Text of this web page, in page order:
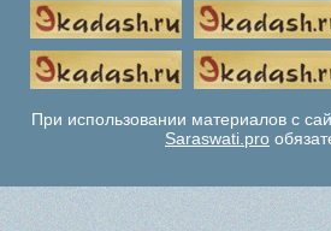
При использовании материалов с
Saraswati.pro